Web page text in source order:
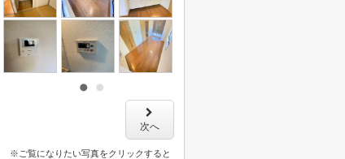
次へ
※ご覧になりたい写真をクリックすると